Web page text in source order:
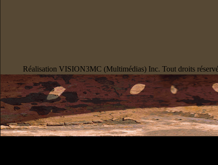
Réalisation VISION3MC (Multimédias) Inc. Tout droits